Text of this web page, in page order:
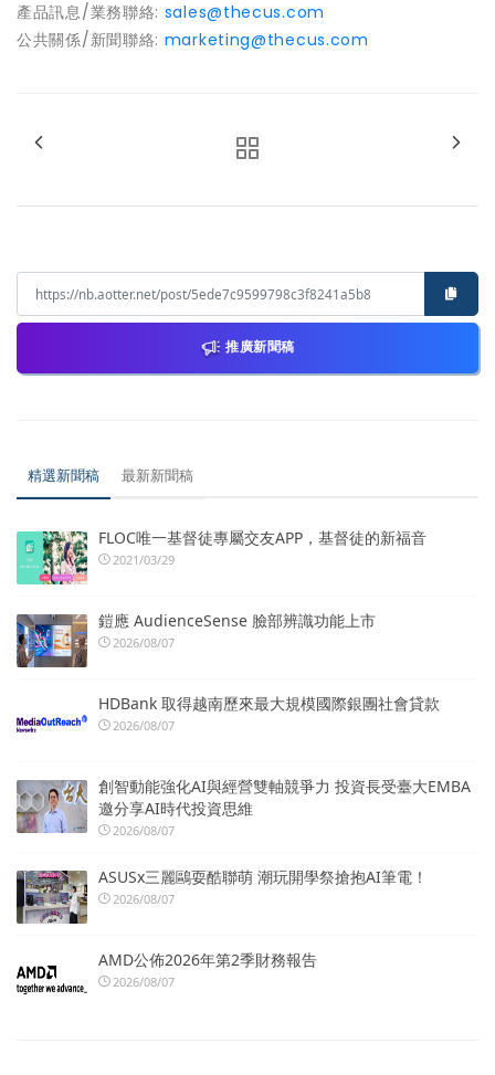
產品訊息/業務聯絡: sales@thecus.com
公共關係/新聞聯絡: marketing@thecus.com
推廣新聞稿
精選新聞稿 最新新聞稿
FLOC唯一基督徒專屬交友APP，基督徒的新福音
2021/03/29
鎧應 AudienceSense 臉部辨識功能上市
2026/08/07
HDBank 取得越南歷來最大規模國際銀團社會貸款
2026/08/07
創智動能強化AI與經營雙軸競爭力 投資長受臺大EMBA
邀分享AI時代投資思維
2026/08/07
ASUSx三麗鷗耍酷聯萌 潮玩開學祭搶抱AI筆電！
2026/08/07
AMD公佈2026年第2季財務報告
2026/08/07